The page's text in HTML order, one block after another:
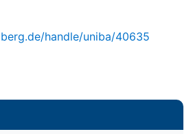
handle/uniba/40635